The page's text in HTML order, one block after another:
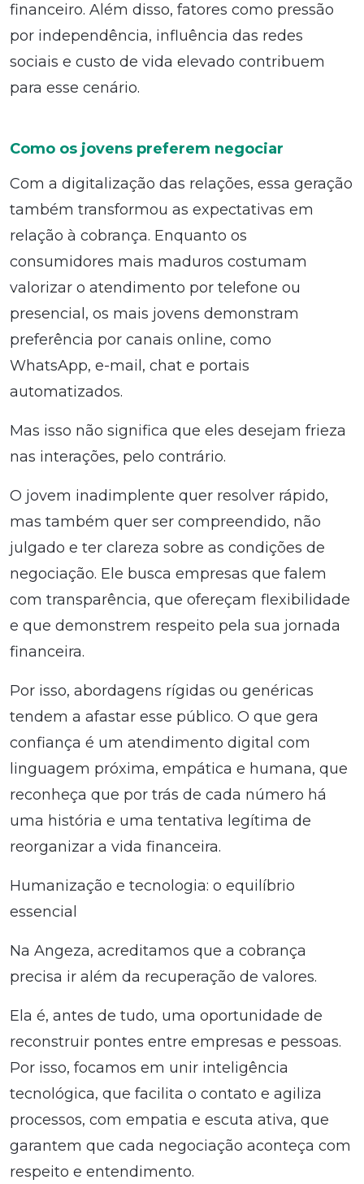
financeiro. Além disso, fatores como pressão
por independência, influência das redes
sociais e custo de vida elevado contribuem
para esse cenário.
Como os jovens preferem negociar
Com a digitalização das relações, essa geração
também transformou as expectativas em
relação à cobrança. Enquanto os
consumidores mais maduros costumam
valorizar o atendimento por telefone ou
presencial, os mais jovens demonstram
preferência por canais online, como
WhatsApp, e-mail, chat e portais
automatizados.
Mas isso não significa que eles desejam frieza
nas interações, pelo contrário.
O jovem inadimplente quer resolver rápido,
mas também quer ser compreendido, não
julgado e ter clareza sobre as condições de
negociação. Ele busca empresas que falem
com transparência, que ofereçam flexibilidade
e que demonstrem respeito pela sua jornada
financeira.
Por isso, abordagens rígidas ou genéricas
tendem a afastar esse público. O que gera
confiança é um atendimento digital com
linguagem próxima, empática e humana, que
reconheça que por trás de cada número há
uma história e uma tentativa legítima de
reorganizar a vida financeira.
Humanização e tecnologia: o equilíbrio
essencial
Na Angeza, acreditamos que a cobrança
precisa ir além da recuperação de valores.
Ela é, antes de tudo, uma oportunidade de
reconstruir pontes entre empresas e pessoas.
Por isso, focamos em unir inteligência
tecnológica, que facilita o contato e agiliza
processos, com empatia e escuta ativa, que
garantem que cada negociação aconteça com
respeito e entendimento.